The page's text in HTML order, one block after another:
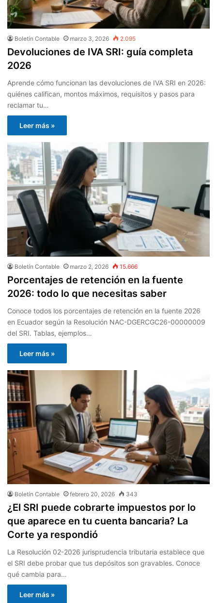
Boletín Contable marzo 3, 2026 2.095
Devoluciones de IVA SRI: guía completa
2026
Aprende cómo funcionan las devoluciones de IVA SRI en 2026:
quiénes califican, montos máximos, requisitos y pasos para
reclamar tu…
Leer más »
Boletín Contable marzo 2, 2026 15.666
Porcentajes de retención en la fuente
2026: todo lo que necesitas saber
Conoce todos los porcentajes de retención en la fuente 2026
en Ecuador según la Resolución NAC-DGERCGC26-00000009
del SRI. Tablas, ejemplos…
Leer más »
Boletín Contable febrero 20, 2026 343
¿El SRI puede cobrarte impuestos por lo
que aparece en tu cuenta bancaria? La
Corte ya respondió
La Resolución 02-2026 jurisprudencia tributaria establece que
el SRI debe probar que tus depósitos son gravables. Conoce
qué cambia para…
Leer más »